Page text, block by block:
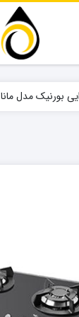
بورنیک مدل مانا